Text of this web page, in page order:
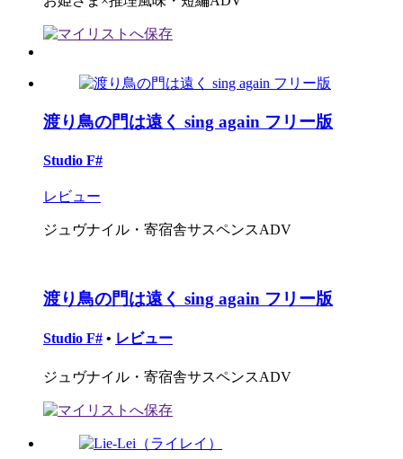
渡り鳥の門は遠く sing again フリー版
Studio F#
レビュー
ジュヴナイル・寄宿舎サスペンスADV
渡り鳥の門は遠く sing again フリー版
Studio F# • レビュー
ジュヴナイル・寄宿舎サスペンスADV